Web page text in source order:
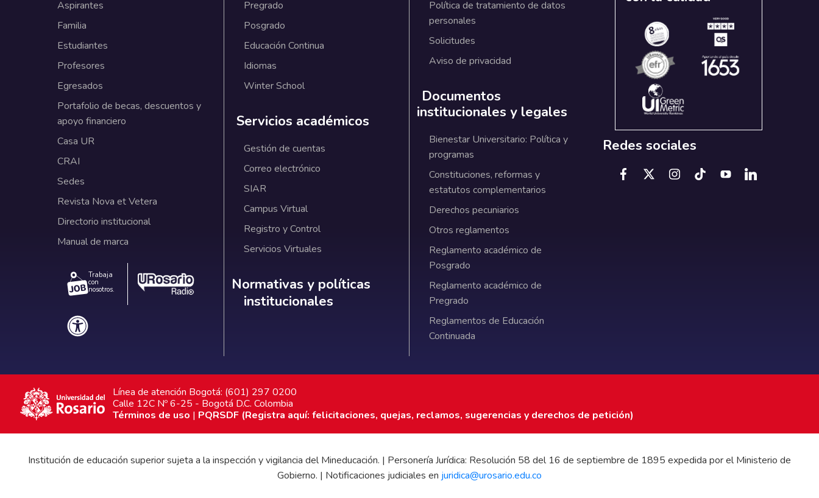
Aspirantes
Familia
Estudiantes
Profesores
Egresados
Portafolio de becas, descuentos y
apoyo financiero
Casa UR
CRAI
Sedes
Revista Nova et Vetera
Directorio institucional
Manual de marca
Trabaja
con
nosotros.
Pregrado
Posgrado
Educación Continua
Idiomas
Winter School
Servicios académicos
Gestión de cuentas
Correo electrónico
SIAR
Campus Virtual
Registro y Control
Servicios Virtuales
Normativas y políticas institucionales
Normativas y políticas
institucionales
Política de tratamiento de datos
personales
Solicitudes
Aviso de privacidad
Documentos
institucionales y legales
Bienestar Universitario: Política y
programas
Constituciones, reformas y
estatutos complementarios
Derechos pecuniarios
Otros reglamentos
Reglamento académico de
Posgrado
Reglamento académico de
Pregrado
Reglamentos de Educación
Continuada
Redes sociales
Línea de atención Bogotá: (601) 297 0200
Calle 12C Nº 6-25 - Bogotá D.C. Colombia
Términos de uso | PQRSDF (Registra aquí: felicitaciones, quejas, reclamos, sugerencias y derechos de petición)
Institución de educación superior sujeta a la inspección y vigilancia del Mineducación. | Personería Jurídica: Resolución 58 del 16 de septiembre de 1895 expedida por el Ministerio de
Gobierno. | Notificaciones judiciales en juridica@urosario.edu.co